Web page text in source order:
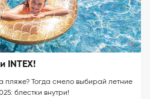
INTEX!
Тогда смело выбирай летние
блестки внутри!